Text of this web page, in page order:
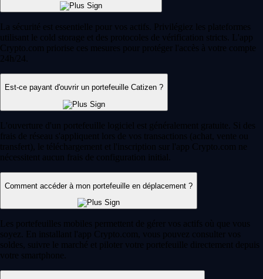
La sécurité est essentielle pour vos actifs. Privilégiez les plateformes
utilisant le cold storage et des protocoles de vérification stricts. L'app
Crypto.com priorise ces mesures pour protéger l'accès à votre compte
24h/24.
Est-ce payant d'ouvrir un portefeuille Catizen ?
L'ouverture d'un portefeuille logiciel est généralement gratuite. Si des
frais de réseau s'appliquent lors de vos transactions (achat, vente ou
transfert), le téléchargement et l'inscription sur l'app Crypto.com ne
nécessitent aucun frais de configuration initial.
Comment accéder à mon portefeuille en déplacement ?
Les portefeuilles mobiles permettent de gérer vos actifs où que vous
soyez. En installant l'app Crypto.com, vous pouvez consulter vos
soldes, suivre le marché et piloter votre portefeuille directement depuis
votre smartphone.